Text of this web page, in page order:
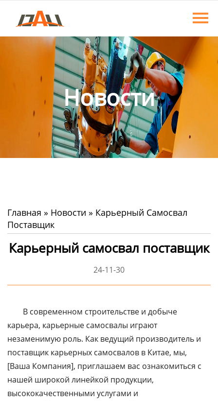
Главная
Продукция
Контакты Новости
Главная » Новости » Карьерный Самосвал
Поставщик
Карьерный самосвал поставщик
24-11-30
В современном строительстве и добыче
карьера, карьерные самосвалы играют
незаменимую роль. Как ведущий производитель и
поставщик карьерных самосвалов в Китае, мы,
[Ваша Компания], приглашаем вас ознакомиться с
нашей широкой линейкой продукции,
высококачественными услугами и